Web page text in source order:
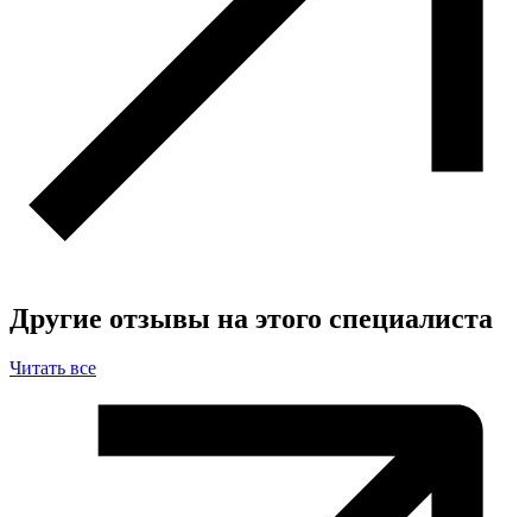
Другие отзывы на этого специалиста
Читать все